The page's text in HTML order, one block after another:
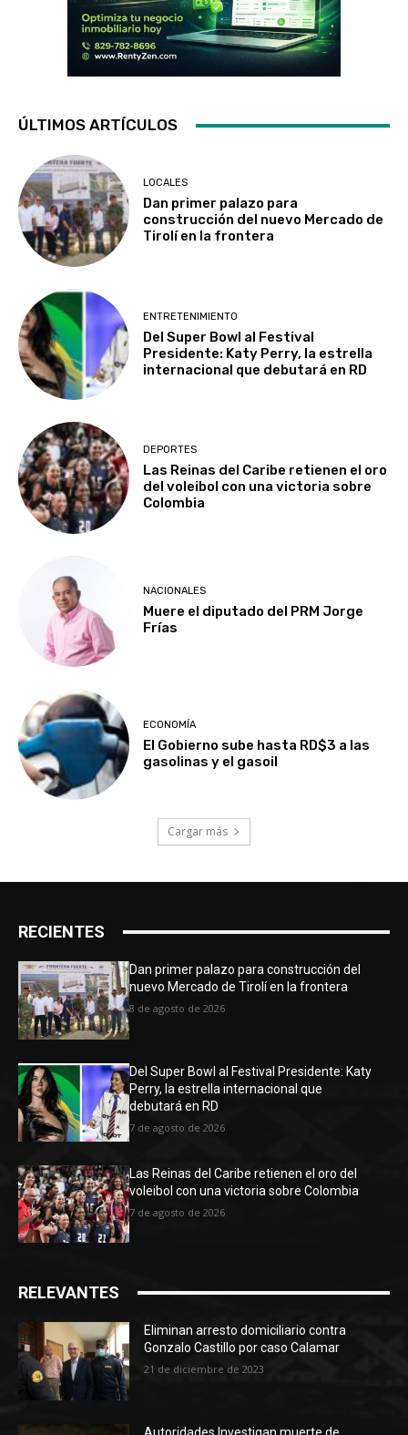
ÚLTIMOS ARTÍCULOS
LOCALES
Dan primer palazo para
construcción del nuevo Mercado de
Tirolí en la frontera
ENTRETENIMIENTO
Del Super Bowl al Festival
Presidente: Katy Perry, la estrella
internacional que debutará en RD
DEPORTES
Las Reinas del Caribe retienen el oro
del voleibol con una victoria sobre
Colombia
NACIONALES
Muere el diputado del PRM Jorge
Frías
ECONOMÍA
El Gobierno sube hasta RD$3 a las
gasolinas y el gasoil
Cargar más
RECIENTES
Dan primer palazo para construcción del
nuevo Mercado de Tirolí en la frontera
8 de agosto de 2026
Del Super Bowl al Festival Presidente: Katy
Perry, la estrella internacional que
debutará en RD
7 de agosto de 2026
Las Reinas del Caribe retienen el oro del
voleibol con una victoria sobre Colombia
7 de agosto de 2026
RELEVANTES
Eliminan arresto domiciliario contra
Gonzalo Castillo por caso Calamar
21 de diciembre de 2023